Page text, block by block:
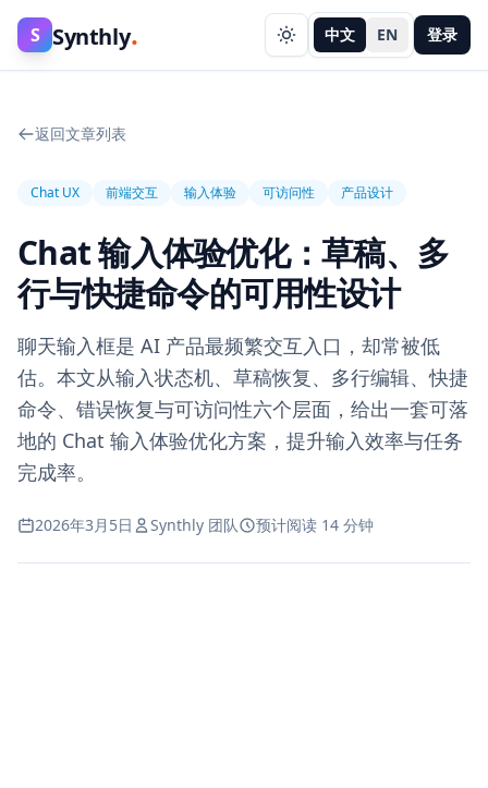
S Synthly. 中文 EN 登录
返回文章列表
Chat UX 前端交互 输入体验 可访问性 产品设计
Chat 输入体验优化：草稿、多
行与快捷命令的可用性设计
聊天输入框是 AI 产品最频繁交互入口，却常被低
估。本文从输入状态机、草稿恢复、多行编辑、快捷
命令、错误恢复与可访问性六个层面，给出一套可落
地的 Chat 输入体验优化方案，提升输入效率与任务
完成率。
2026年3月5日 Synthly 团队 预计阅读 14 分钟